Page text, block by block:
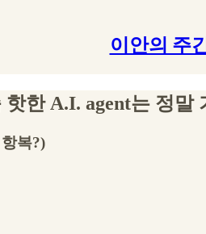
이안의 주
한 A.I. agent는 정말
복?)